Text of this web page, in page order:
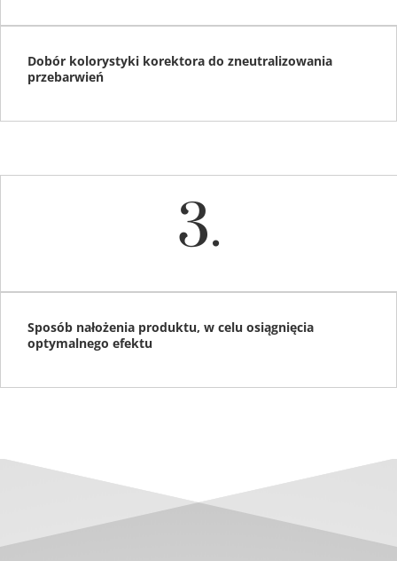
Dobór kolorystyki korektora do zneutralizowania
przebarwień
3.
Sposób nałożenia produktu, w celu osiągnięcia
optymalnego efektu